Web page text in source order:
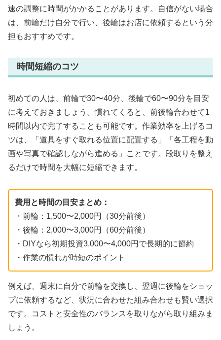
速の調整に時間がかかることがあります。自信がない場合
は、前輪だけ自分で行い、後輪はお店に依頼するという分
担もおすすめです。
時間短縮のコツ
初めての人は、前輪で30〜40分、後輪で60〜90分を目安
に考えておきましょう。慣れてくると、前後輪合わせて1
時間以内で完了することも可能です。作業効率を上げるコ
ツは、「道具をすぐ取れる位置に配置する」「各工程を動
画や写真で確認しながら進める」ことです。段取りを整え
るだけで時間を大幅に短縮できます。
費用と時間の目安まとめ：
・前輪：1,500〜2,000円（30分前後）
・後輪：2,000〜3,000円（60分前後）
・DIYなら初期投資3,000〜4,000円で長期的に節約
・作業の慣れが時短のポイント
例えば、週末に自分で前輪を交換し、翌週に後輪をショッ
プに依頼するなど、状況に合わせた組み合わせも賢い選択
です。コストと安全性のバランスを取りながら取り組みま
しょう。